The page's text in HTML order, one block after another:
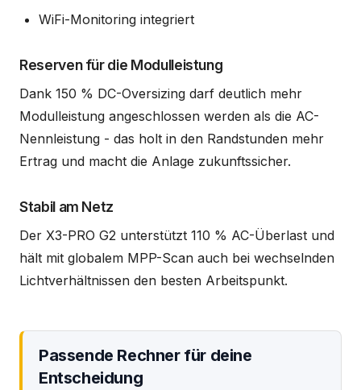
WiFi-Monitoring integriert
Reserven für die Modulleistung
Dank 150 % DC-Oversizing darf deutlich mehr
Modulleistung angeschlossen werden als die AC-
Nennleistung - das holt in den Randstunden mehr
Ertrag und macht die Anlage zukunftssicher.
Stabil am Netz
Der X3-PRO G2 unterstützt 110 % AC-Überlast und
hält mit globalem MPP-Scan auch bei wechselnden
Lichtverhältnissen den besten Arbeitspunkt.
Passende Rechner für deine
Entscheidung